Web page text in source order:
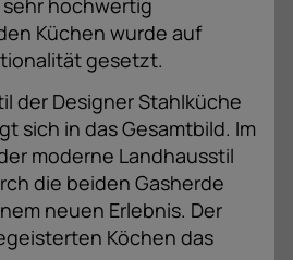
hochwertig
Küchen wurde auf
gesetzt.
der Designer Stahlküche
sich in das Gesamtbild. Im
moderne Landhausstil
die beiden Gasherde
neuen Erlebnis. Der
Köchen das